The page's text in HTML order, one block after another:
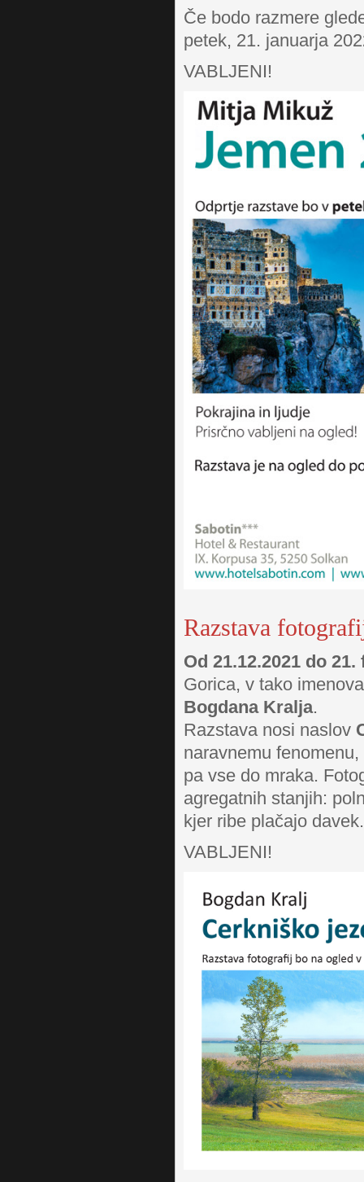
Če bodo razmere
petek, 21. januarja
VABLJENI!
Razstava
Od 21.12.2021 do
Gorica, v tako
Bogdana Kralja.
Razstava nosi naslov
naravnemu
pa vse do mraka.
agregatnih stanjih:
kjer ribe plačajo
VABLJENI!